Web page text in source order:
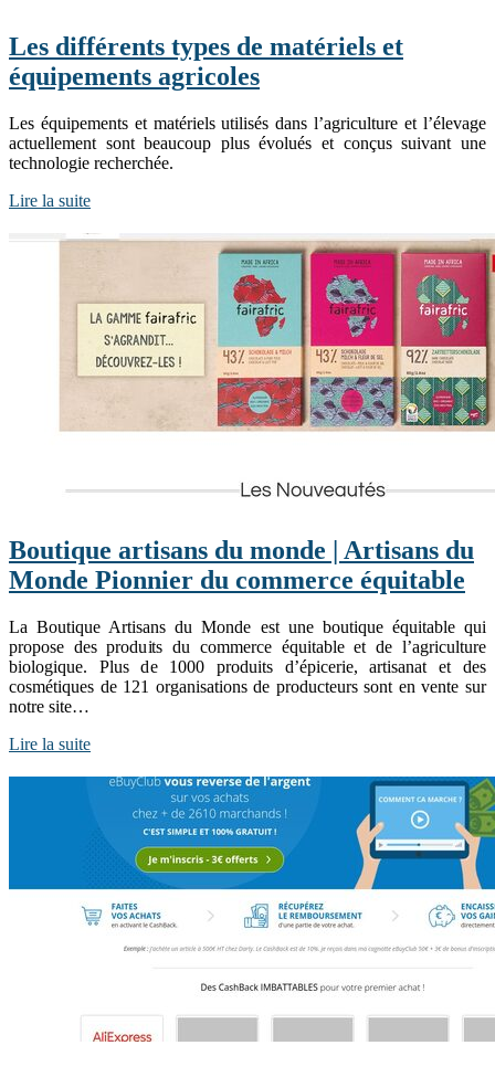
Les différents types de matériels et
équipements agricoles
Les équipements et matériels utilisés dans l’agriculture et l’élevage
actuellement sont beaucoup plus évolués et conçus suivant une
technologie recherchée.
Lire la suite
Boutique artisans du monde | Artisans du
Monde Pionnier du commerce équitable
La Boutique Artisans du Monde est une boutique équitable qui
propose des produits du commerce équitable et de l’agriculture
biologique. Plus de 1000 produits d’épicerie, artisanat et des
cosmétiques de 121 organisations de producteurs sont en vente sur
notre site…
Lire la suite